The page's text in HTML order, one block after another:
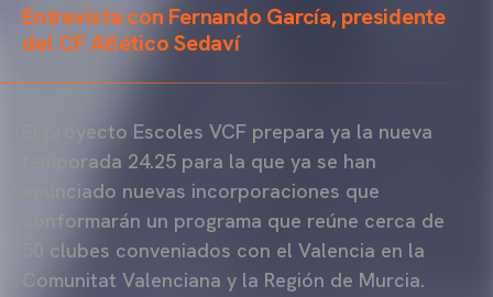
Entrevista con Fernando García, presidente
del CF Atlético Sedaví
El proyecto Escoles VCF prepara ya la nueva
temporada 24.25 para la que ya se han
anunciado nuevas incorporaciones que
conformarán un programa que reúne cerca de
50 clubes conveniados con el Valencia en la
Comunitat Valenciana y la Región de Murcia.